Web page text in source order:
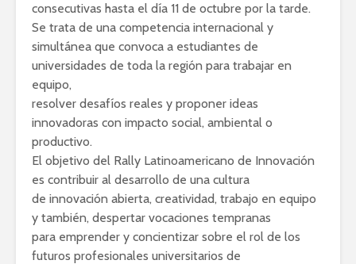
consecutivas hasta el día 11 de octubre por la tarde.
Se trata de una competencia internacional y
simultánea que convoca a estudiantes de
universidades de toda la región para trabajar en
equipo,
resolver desafíos reales y proponer ideas
innovadoras con impacto social, ambiental o
productivo.
El objetivo del Rally Latinoamericano de Innovación
es contribuir al desarrollo de una cultura
de innovación abierta, creatividad, trabajo en equipo
y también, despertar vocaciones tempranas
para emprender y concientizar sobre el rol de los
futuros profesionales universitarios de